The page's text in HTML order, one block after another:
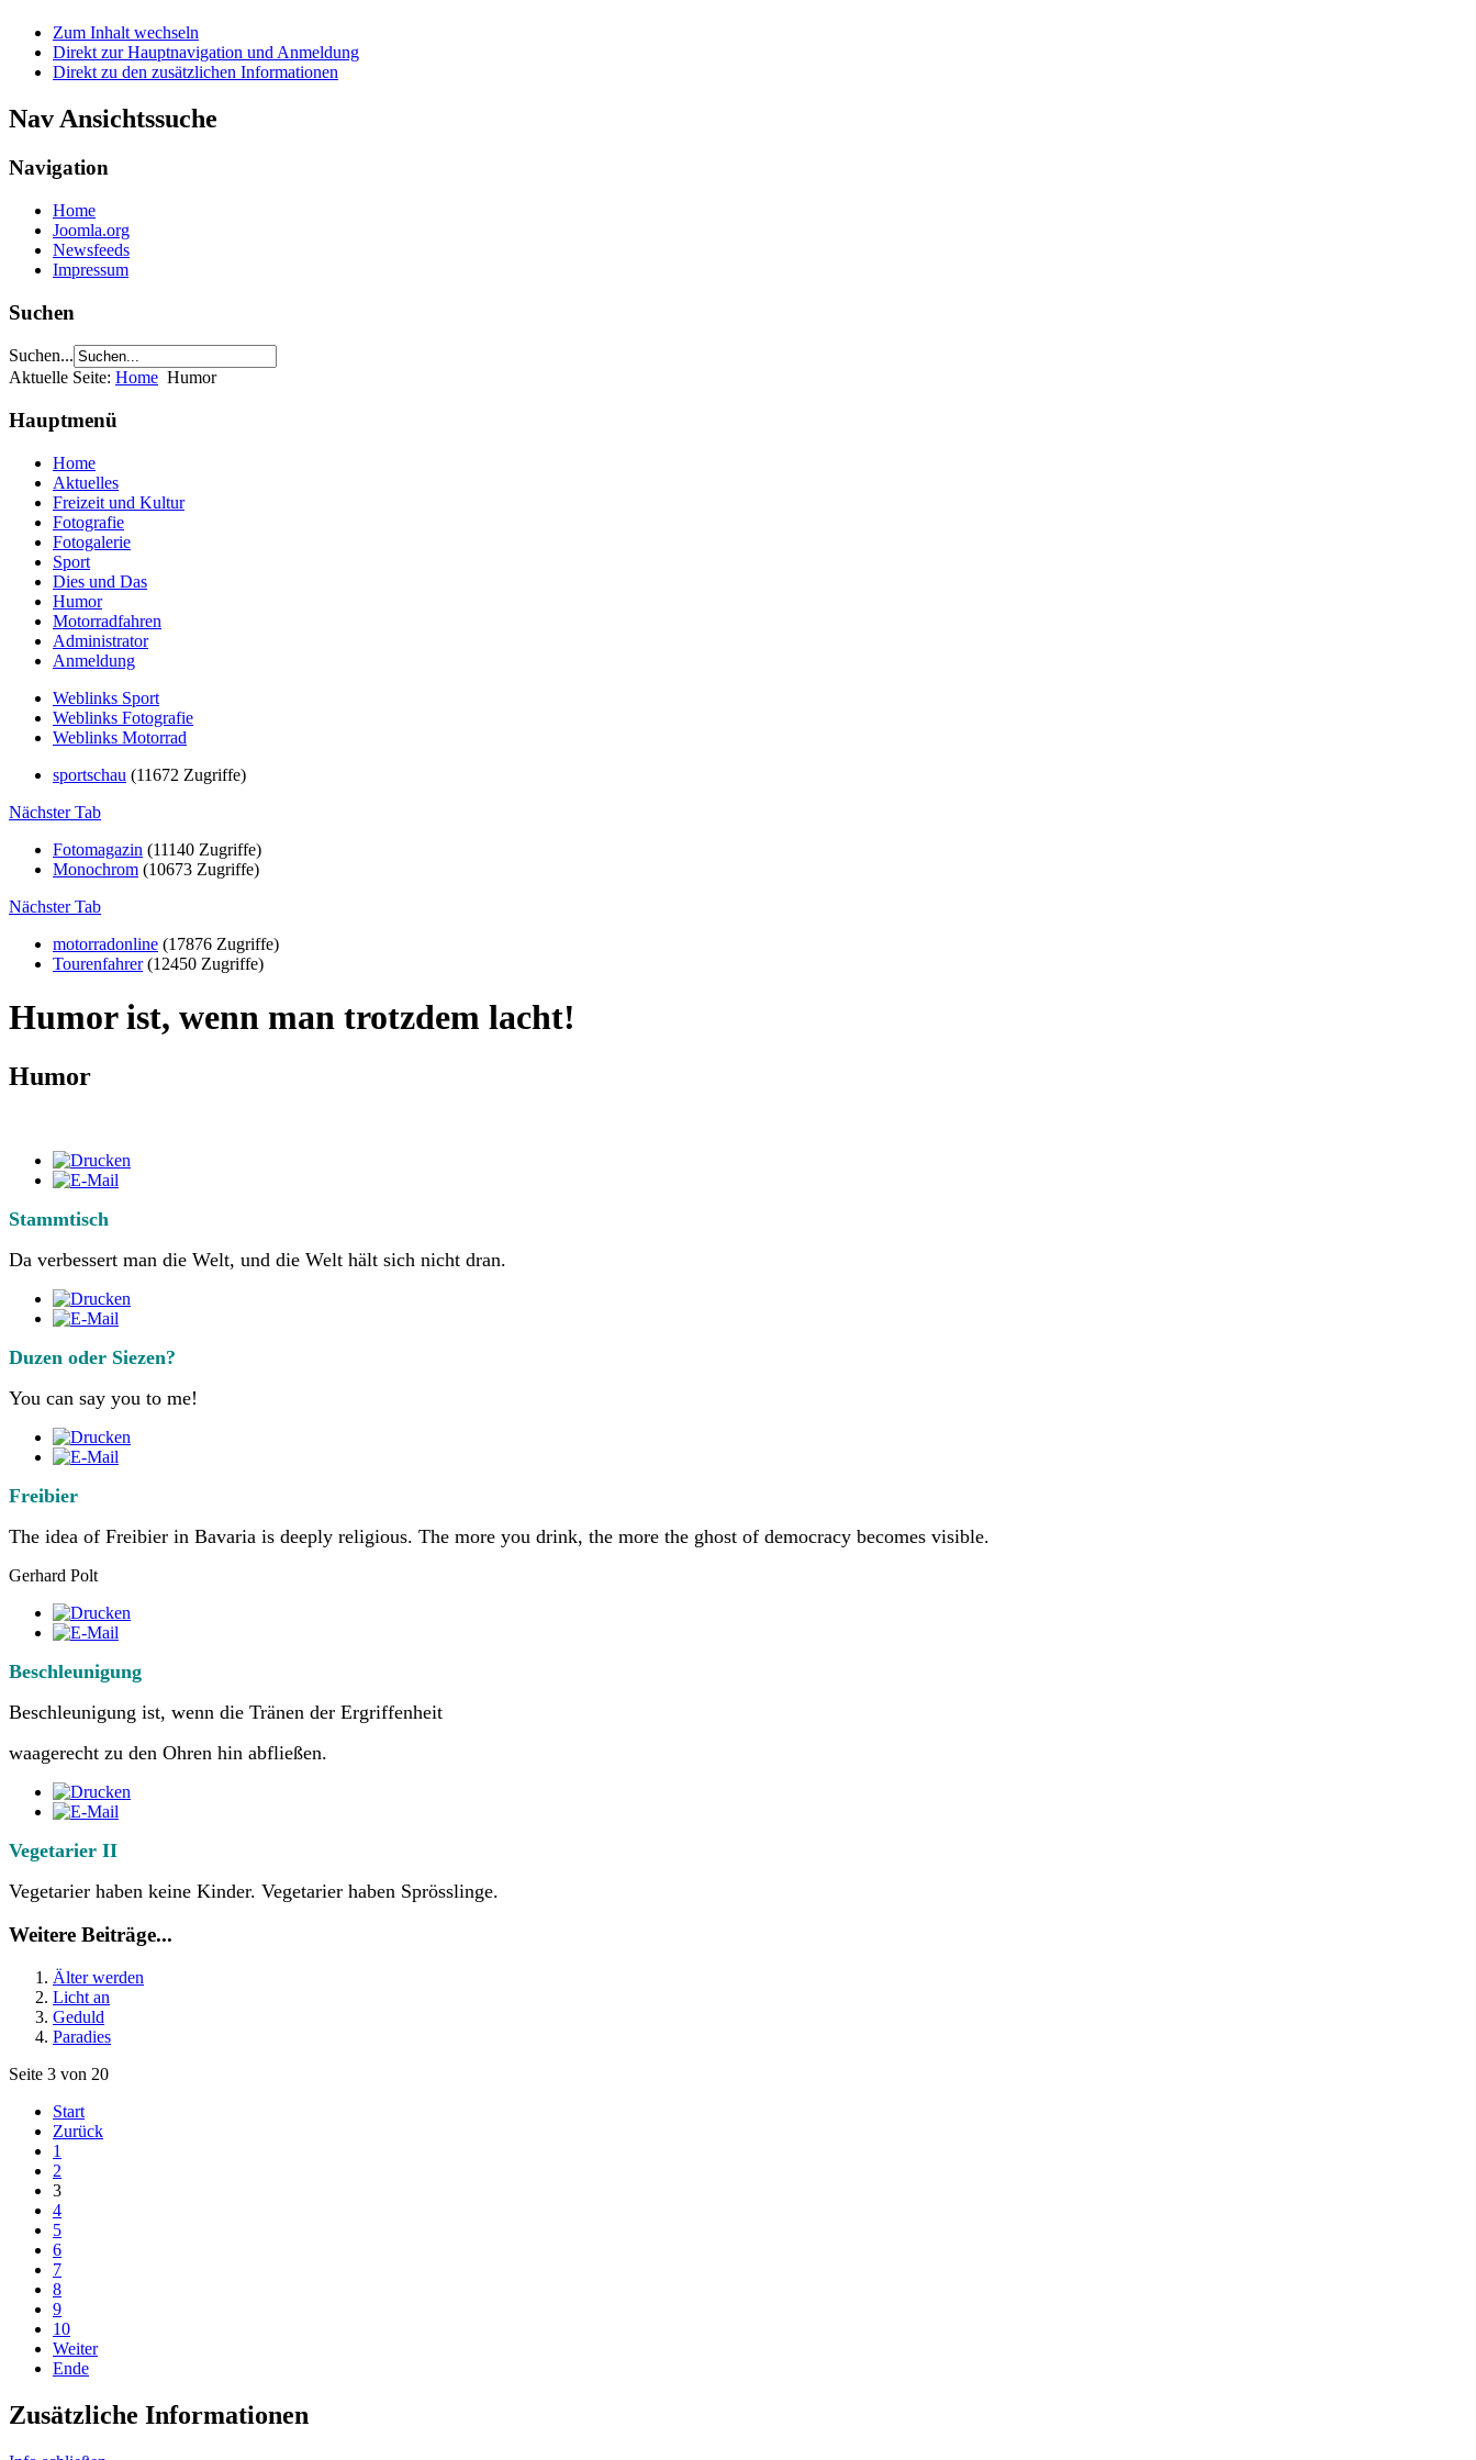
Zum Inhalt wechseln
Direkt zur Hauptnavigation und Anmeldung
Direkt zu den zusätzlichen Informationen
Nav Ansichtssuche
Navigation
Home
Joomla.org
Newsfeeds
Impressum
Suchen
Suchen...
Aktuelle Seite: Home Humor
Hauptmenü
Home
Aktuelles
Freizeit und Kultur
Fotografie
Fotogalerie
Sport
Dies und Das
Humor
Motorradfahren
Administrator
Anmeldung
Weblinks Sport
Weblinks Fotografie
Weblinks Motorrad
sportschau (11672 Zugriffe)
Nächster Tab
Fotomagazin (11140 Zugriffe)
Monochrom (10673 Zugriffe)
Nächster Tab
motorradonline (17876 Zugriffe)
Tourenfahrer(12450 Zugriffe)
Humor ist, wenn man trotzdem lacht!
Humor
Stammtisch
Da verbessert man die Welt, und die Welt hält sich nicht dran.
Duzen oder Siezen?
You can say you to me!
Freibier
The idea of Freibier in Bavaria is deeply religious. The more you drink, the more the ghost of democracy becomes visible.
Gerhard Polt
Beschleunigung
Beschleunigung ist, wenn die Tränen der Ergriffenheit
waagerecht zu den Ohren hin abfließen.
Vegetarier II
Vegetarier haben keine Kinder. Vegetarier haben Sprösslinge.
Weitere Beiträge...
Älter werden
Licht an
Geduld
Paradies
Seite 3 von 20
Start
Zurück
1
2
3
4
5
6
7
8
9
10
Weiter
Ende
Zusätzliche Informationen